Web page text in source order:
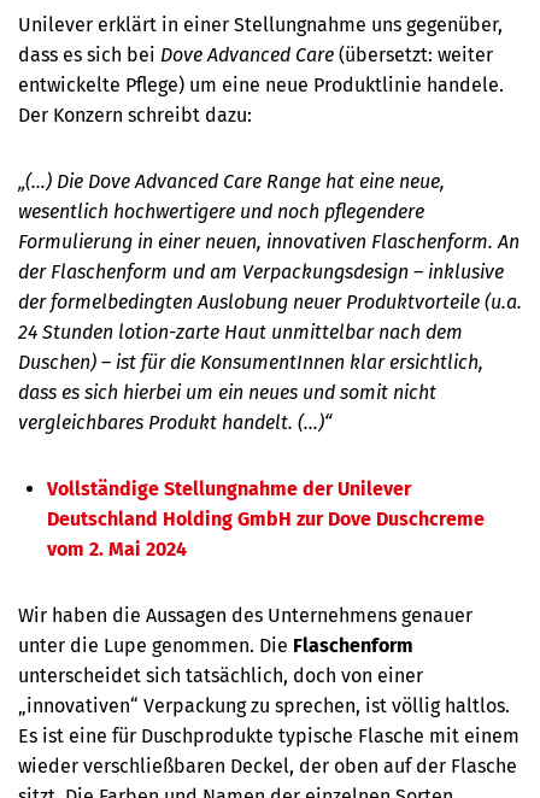
Unilever erklärt in einer Stellungnahme uns gegenüber,
dass es sich bei Dove Advanced Care (übersetzt: weiter
entwickelte Pflege) um eine neue Produktlinie handele.
Der Konzern schreibt dazu:
„(…) Die Dove Advanced Care Range hat eine neue,
wesentlich hochwertigere und noch pflegendere
Formulierung in einer neuen, innovativen Flaschenform. An
der Flaschenform und am Verpackungsdesign – inklusive
der formelbedingten Auslobung neuer Produktvorteile (u.a.
24 Stunden lotion-zarte Haut unmittelbar nach dem
Duschen) – ist für die KonsumentInnen klar ersichtlich,
dass es sich hierbei um ein neues und somit nicht
vergleichbares Produkt handelt. (...)“
Vollständige Stellungnahme der Unilever
Deutschland Holding GmbH zur Dove Duschcreme
vom 2. Mai 2024
Wir haben die Aussagen des Unternehmens genauer
unter die Lupe genommen. Die Flaschenform
unterscheidet sich tatsächlich, doch von einer
„innovativen“ Verpackung zu sprechen, ist völlig haltlos.
Es ist eine für Duschprodukte typische Flasche mit einem
wieder verschließbaren Deckel, der oben auf der Flasche